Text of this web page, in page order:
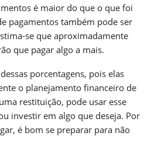
é maior do que o que foi
pagamentos também pode ser
se que aproximadamente
que pagar algo a mais.
porcentagens, pois elas
o planejamento financeiro de
restituição, pode usar esse
investir em algo que deseja. Por
é bom se preparar para não